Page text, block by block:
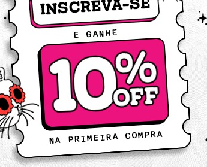
não existe.
Talvez você se interesse
DESCONTO PROGRESSIVO